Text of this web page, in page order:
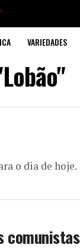
VARIEDADES
o dia de hoje.
comunistas